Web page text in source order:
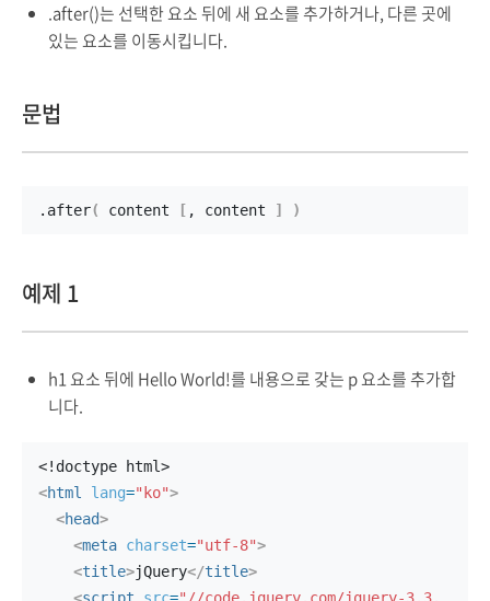
.after()는 선택한 요소 뒤에 새 요소를 추가하거나, 다른 곳에
있는 요소를 이동시킵니다.
문법
. after( content [ , content ] )
예제 1
h1 요소 뒤에 Hello World!를 내용으로 갖는 p 요소를 추가합
니다.
<!doctype html>
<html lang="ko">
<head>
<meta charset="utf-8">
<title>jQuery</title>